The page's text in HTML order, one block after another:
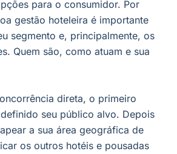
para o consumidor. Por
gestão hoteleira é importante
segmento e, principalmente, os
Quem são, como atuam e sua
direta, o primeiro
seu público alvo. Depois
a sua área geográfica de
os outros hotéis e pousadas